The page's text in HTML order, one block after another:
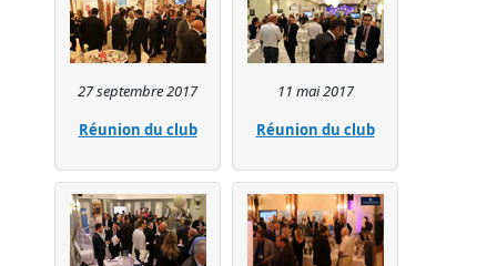
27 septembre 2017
Réunion du club
11 mai 2017
Réunion du club